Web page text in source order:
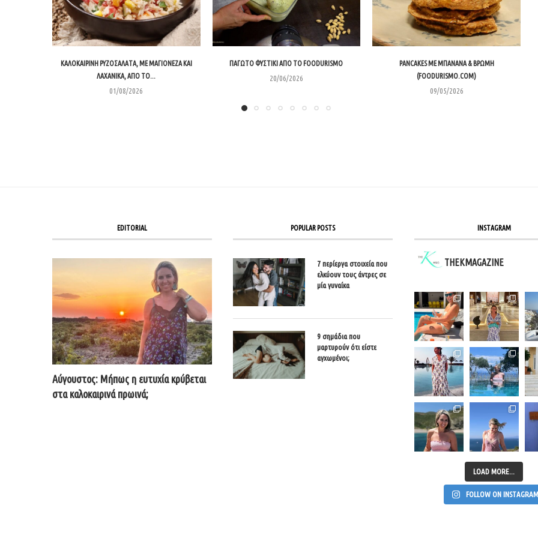
ΚΑΛΟΚΑΙΡΙΝΉ ΡΥΖΟΣΑΛΆΤΑ, ΜΕ ΜΑΓΙΟΝΈΖΑ ΚΑΙ
ΛΑΧΑΝΙΚΆ, ΑΠΌ ΤΟ...
01/08/2026
ΠΑΓΩΤΌ ΦΥΣΤΊΚΙ ΑΠΌ ΤΟ FOODURISMO
20/06/2026
PANCAKES ΜΕ ΜΠΑΝΆΝΑ & ΒΡΏΜΗ
(FOODURISMO.COM)
09/05/2026
EDITORIAL
Αύγουστος: Μήπως η ευτυχία κρύβεται
στα καλοκαιρινά πρωινά;
POPULAR POSTS
7 περίεργα στοιχεία που
ελκύουν τους άντρες σε
μία γυναίκα
9 σημάδια που
μαρτυρούν ότι είστε
αγχωμένοι;
INSTAGRAM
THEKMAGAZINE
LOAD MORE...
FOLLOW ON INSTAGRAM